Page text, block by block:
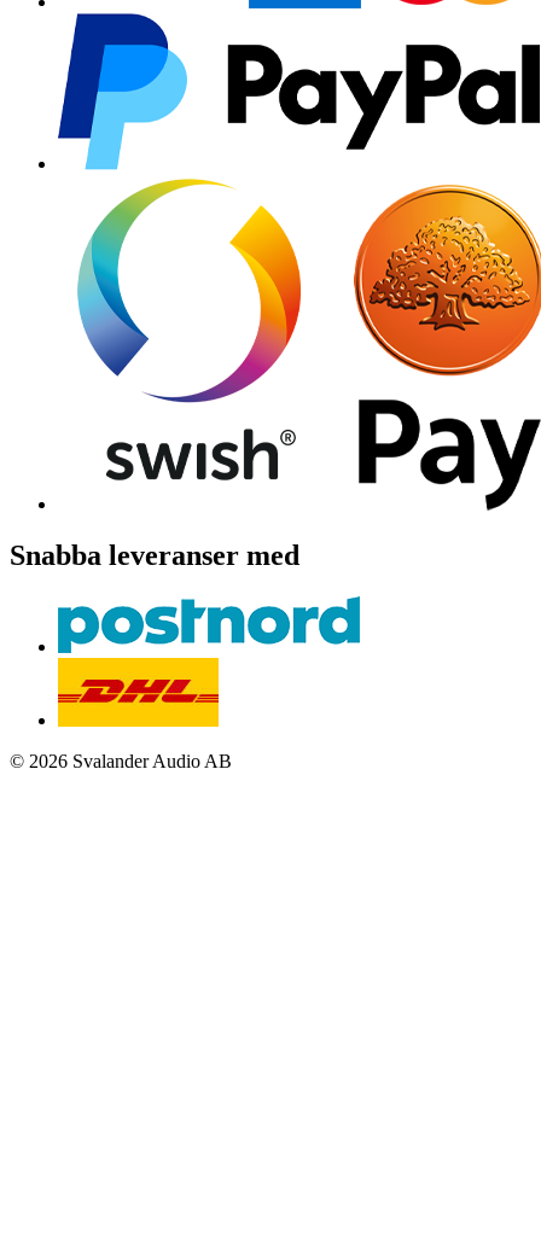
Snabba leveranser med
© 2026 Svalander Audio AB